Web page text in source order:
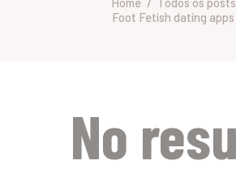
Foot Fetish dating
ENGINEERING
No